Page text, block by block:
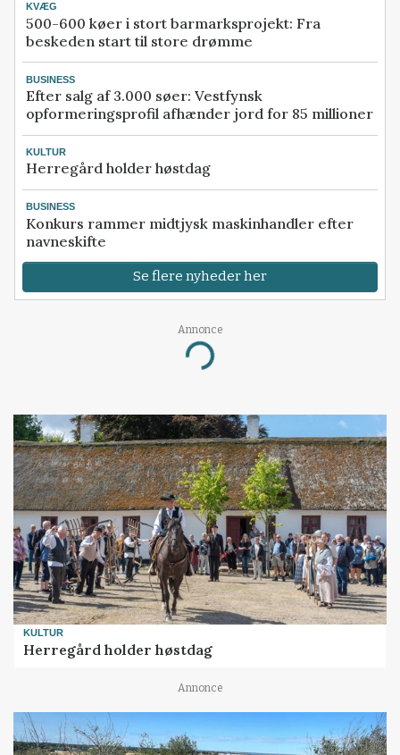
KVÆG
500-600 køer i stort barmarksprojekt: Fra
beskeden start til store drømme
BUSINESS
Efter salg af 3.000 søer: Vestfynsk
opformeringsprofil afhænder jord for 85 millioner
KULTUR
Herregård holder høstdag
BUSINESS
Konkurs rammer midtjysk maskinhandler efter
navneskifte
Se flere nyheder her
Annonce
Loading...
KULTUR
Herregård holder høstdag
Annonce